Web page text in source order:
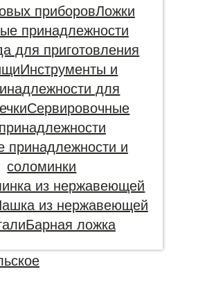
приборовЛожки
принадлежности
для приготовления
Инструменты и
для
Сервировочные
принадлежности
принадлежности и
соломинки
из нержавеющей
из нержавеющей
Барная ложка